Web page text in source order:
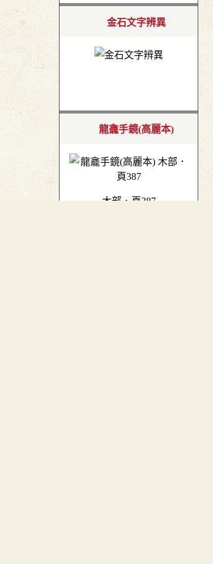
金石文字辨異
龍龕手鏡(高麗本)
木部．頁387